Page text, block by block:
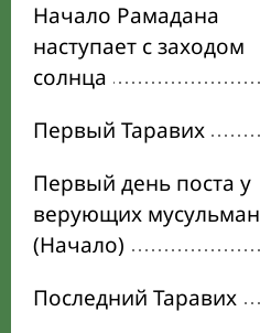
Начало Рамадана
наступает с заходом
солнца
Первый Таравих
Первый день поста у
верующих мусульман
(Начало)
Последний Таравих